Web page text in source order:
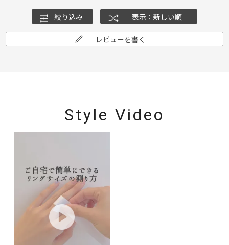
ます。
絞り込み 表示：新しい順
レビューを書く
Style Video